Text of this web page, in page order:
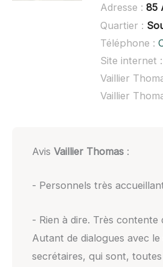
Adresse : 85
Quartier :
Téléphone :
Site internet :
Vaillier
Avis Vaillier Thomas:
- Personnels très
- Rien à dire. Très contente
Autant de dialogues avec
secrétaires, qui sont,